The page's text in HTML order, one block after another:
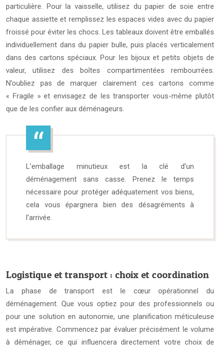
particulière. Pour la vaisselle, utilisez du papier de soie entre
chaque assiette et remplissez les espaces vides avec du papier
froissé pour éviter les chocs. Les tableaux doivent être emballés
individuellement dans du papier bulle, puis placés verticalement
dans des cartons spéciaux. Pour les bijoux et petits objets de
valeur, utilisez des boîtes compartimentées rembourrées.
N’oubliez pas de marquer clairement ces cartons comme
« Fragile » et envisagez de les transporter vous-même plutôt
que de les confier aux déménageurs.
L’emballage minutieux est la clé d’un
déménagement sans casse. Prenez le temps
nécessaire pour protéger adéquatement vos biens,
cela vous épargnera bien des désagréments à
l’arrivée.
Logistique et transport : choix et coordination
La phase de transport est le cœur opérationnel du
déménagement. Que vous optiez pour des professionnels ou
pour une solution en autonomie, une planification méticuleuse
est impérative. Commencez par évaluer précisément le volume
à déménager, ce qui influencera directement votre choix de